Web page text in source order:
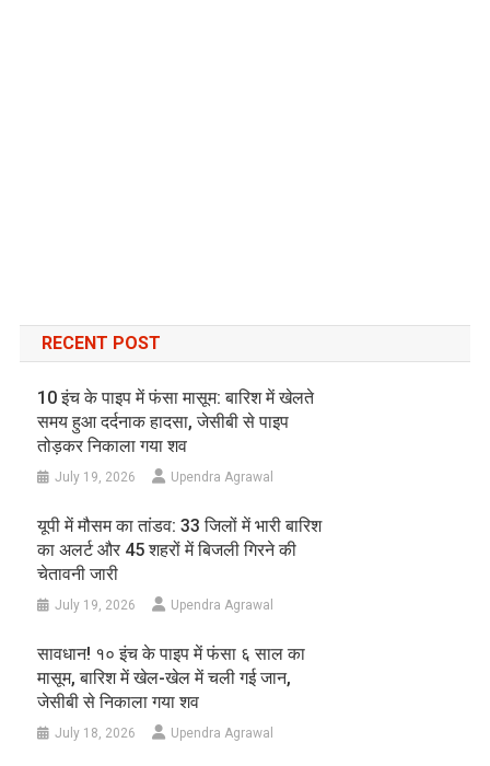
RECENT POST
10 इंच के पाइप में फंसा मासूम: बारिश में खेलते
समय हुआ दर्दनाक हादसा, जेसीबी से पाइप
तोड़कर निकाला गया शव
July 19, 2026 Upendra Agrawal
यूपी में मौसम का तांडव: 33 जिलों में भारी बारिश
का अलर्ट और 45 शहरों में बिजली गिरने की
चेतावनी जारी
July 19, 2026 Upendra Agrawal
सावधान! १० इंच के पाइप में फंसा ६ साल का
मासूम, बारिश में खेल-खेल में चली गई जान,
जेसीबी से निकाला गया शव
July 18, 2026 Upendra Agrawal